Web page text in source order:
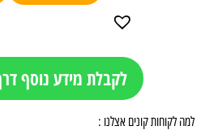
לקבלת מידע נוסף
למה לקוחות קונים אצלנו :